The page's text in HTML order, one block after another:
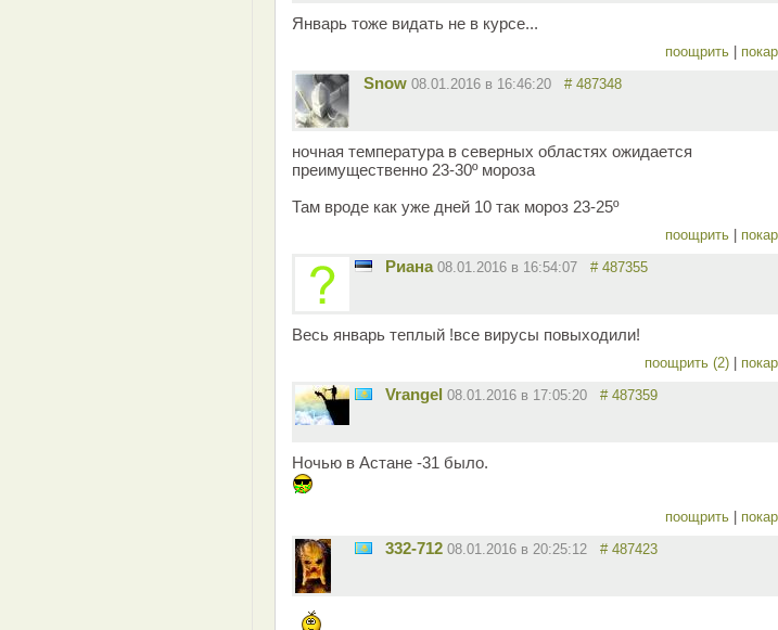
Январь тоже видать не в курсе...
поощрить
Snow 08.01.2016 в 16:46:20 # 487348
ночная температура в северных областях ожидается
преимущественно 23-30º мороза
Там вроде как уже дней 10 так мороз 23-25º
поощрить
Риана 08.01.2016 в 16:54:07 # 487355
Весь январь теплый !все вирусы повыходили!
поощрить (2)
Vrangel 08.01.2016 в 17:05:20 # 487359
Ночью в Астане -31 было.
поощрить
332-712 08.01.2016 в 20:25:12 # 487423